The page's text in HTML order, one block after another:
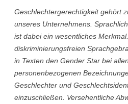
Geschlechtergerechtigkeit gehört
unseres Unternehmens.
ist dabei ein wesentliches
diskriminierungsfreien
in Texten den Gender Star bei allen
personenbezogenen
Geschlechter und
einzuschließen. Versehentliche